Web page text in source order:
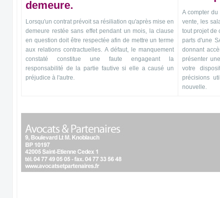
demeure.
Lorsqu'un contrat prévoit sa résiliation qu'après mise en
demeure restée sans effet pendant un mois, la clause
en question doit être respectée afin de mettre un terme
aux relations contractuelles. A défaut, le manquement
constaté constitue une faute engageant la
responsabilité de la partie fautive si elle a causé un
préjudice à l'autre.
A compter
vente, les
tout projet de
parts d'une
donnant
présenter
votre
précisions
nouvelle.